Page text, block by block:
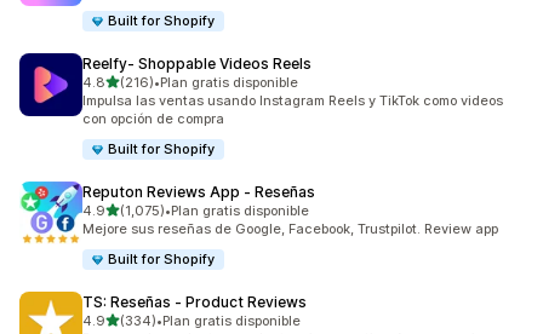
Built for Shopify
Reelfy‑ Shoppable Videos Reels
4.8de 5 estrellas
(216)
216 reseñas en total
•Plan gratis disponible
Impulsa las ventas usando Instagram Reels y TikTok como videos
con opción de compra
Built for Shopify
Reputon Reviews App ‑ Reseñas
4.9de 5 estrellas
(1,075)
1075 reseñas en total
•Plan gratis disponible
Mejore sus reseñas de Google, Facebook, Trustpilot. Review app
Built for Shopify
TS: Reseñas ‑ Product Reviews
4.9de 5 estrellas
(334)
334 reseñas en total
•Plan gratis disponible